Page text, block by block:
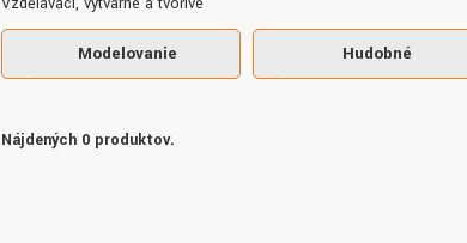
Modelovanie Hudobné
Nájdených 0 produktov.